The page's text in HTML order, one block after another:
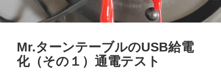
Mr.ターンテーブルのUSB給電
化（その１）通電テスト